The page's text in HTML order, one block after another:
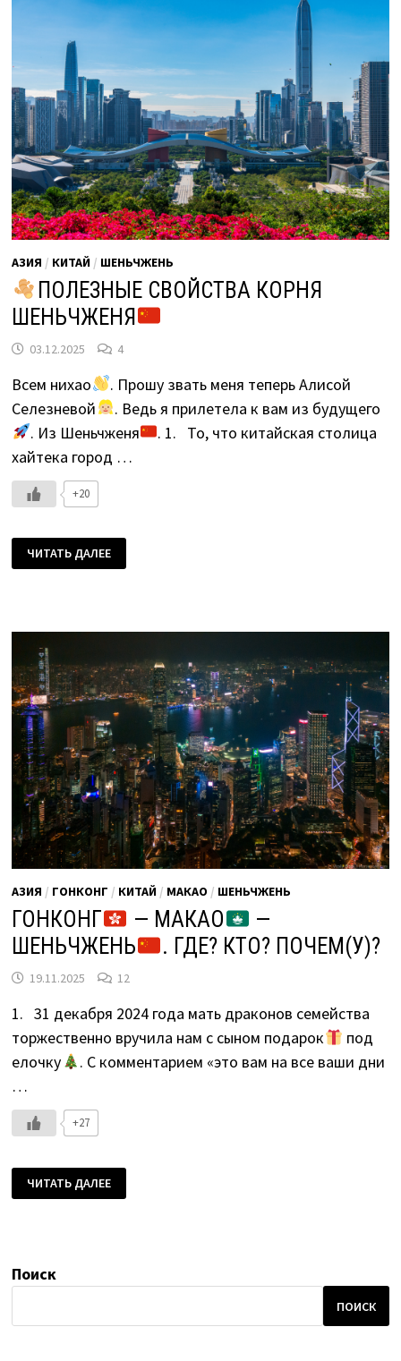
АЗИЯ / КИТАЙ / ШЕНЬЧЖЕНЬ
ПОЛЕЗНЫЕ СВОЙСТВА КОРНЯ
ШЕНЬЧЖЕНЯ
03.12.2025 4
Всем нихао
. Прошу звать меня теперь Алисой
Селезневой
. Ведь я прилетела к вам из будущего
. Из Шеньчженя
. 1. То, что китайская столица
хайтека город …
+20
ПОЛЕЗНЫЕ
СВОЙСТВА
ЧИТАТЬ ДАЛЕЕ
АЗИЯ / ГОНКОНГ / КИТАЙ / МАКАО / ШЕНЬЧЖЕНЬ
ГОНКОНГ — МАКАО
—
ШЕНЬЧЖЕНЬ
. ГДЕ? КТО? ПОЧЕМ(У)?
19.11.2025 12
1. 31 декабря 2024 года мать драконов семейства
торжественно вручила нам с сыном подарок
под
елочку
. С комментарием «это вам на все ваши дни
…
+27
—
.
ГДЕ?
ЧИТАТЬ ДАЛЕЕ
Поиск
ПОИСК